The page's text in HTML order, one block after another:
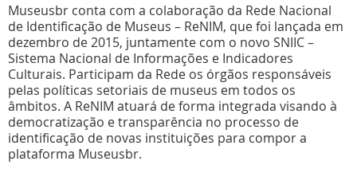
Museusbr conta com a colaboração da Rede Nacional
de Identificação de Museus – ReNIM, que foi lançada em
dezembro de 2015, juntamente com o novo SNIIC –
Sistema Nacional de Informações e Indicadores
Culturais. Participam da Rede os órgãos responsáveis
pelas políticas setoriais de museus em todos os
âmbitos. A ReNIM atuará de forma integrada visando à
democratização e transparência no processo de
identificação de novas instituições para compor a
plataforma Museusbr.